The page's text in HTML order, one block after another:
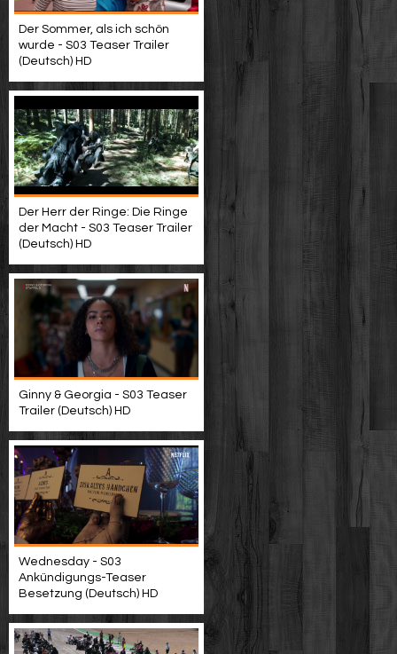
Der Sommer, als ich schön
wurde - S03 Teaser Trailer
(Deutsch) HD
Der Herr der Ringe: Die Ringe
der Macht - S03 Teaser Trailer
(Deutsch) HD
Ginny & Georgia - S03 Teaser
Trailer (Deutsch) HD
Wednesday - S03
Ankündigungs-Teaser
Besetzung (Deutsch) HD